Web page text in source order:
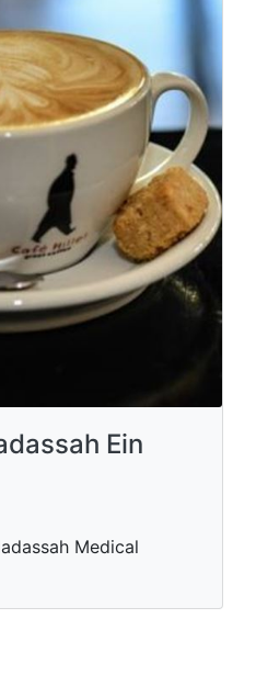
Ein
Medical